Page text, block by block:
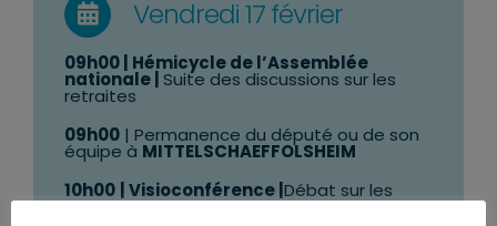
Vendredi 17 février
09h00 | Hémicycle de l’Assemblée
nationale | Suite des discussions sur les
retraites
09h00| Permanence du député ou de son
équipe à MITTELSCHAEFFOLSHEIM
10h00 | Visioconférence | Débat sur les
retraites avec la CFDT Alsace